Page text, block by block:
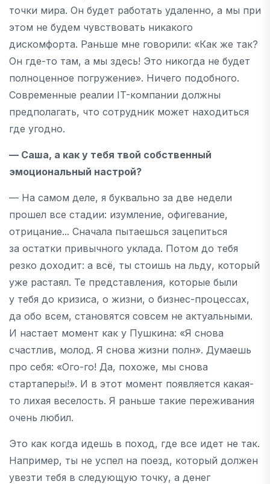
точки мира. Он будет работать удаленно, а мы при
этом не будем чувствовать никакого
дискомфорта. Раньше мне говорили: «Как же так?
Он где-то там, а мы здесь! Это никогда не будет
полноценное погружение». Ничего подобного.
Современные реалии IT-компании должны
предполагать, что сотрудник может находиться
где угодно.
— Саша, а как у тебя твой собственный
эмоциональный настрой?
— На самом деле, я буквально за две недели
прошел все стадии: изумление, офигевание,
отрицание... Сначала пытаешься зацепиться
за остатки привычного уклада. Потом до тебя
резко доходит: а всё, ты стоишь на льду, который
уже растаял. Те представления, которые были
у тебя до кризиса, о жизни, о бизнес-процессах,
да обо всем, становятся совсем не актуальными.
И настает момент как у Пушкина: «Я снова
счастлив, молод. Я снова жизни полн». Думаешь
про себя: «Ого-го! Да, похоже, мы снова
стартаперы!». И в этот момент появляется какая-
то лихая веселость. Я раньше такие переживания
очень любил.
Это как когда идешь в поход, где все идет не так.
Например, ты не успел на поезд, который должен
увезти тебя в следующую точку, а денег